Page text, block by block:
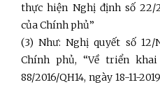
thực hiện Nghị định số 22/
của Chính phủ”
(3) Như: Nghị quyết số 12/
Chính phủ, “Về triển
88/2016/QH14, ngày 18-11-